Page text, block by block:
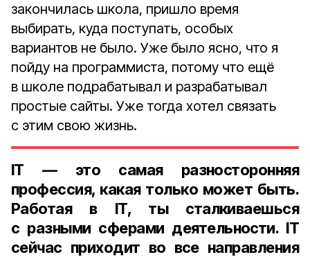
закончилась школа, пришло время
выбирать, куда поступать, особых
вариантов не было. Уже было ясно, что я
пойду на программиста, потому что ещё
в школе подрабатывал и разрабатывал
простые сайты. Уже тогда хотел связать
с этим свою жизнь.
IT — это самая разносторонняя
профессия, какая только может быть.
Работая в IT, ты сталкиваешься
с разными сферами деятельности. IT
сейчас приходит во все направления